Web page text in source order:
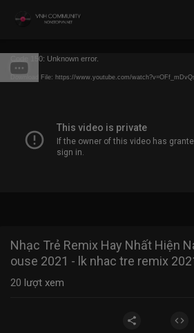
Code 150: Unknown error.
Download File: https://www.youtube.com/
Nhạc Trẻ Remix Hay Nhất Hiện
ouse 2021 - lk nhac tre remix
20 lượt xem